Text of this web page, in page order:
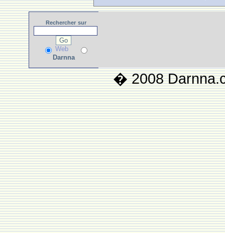
Rechercher sur
Web
Darnna
� 2008